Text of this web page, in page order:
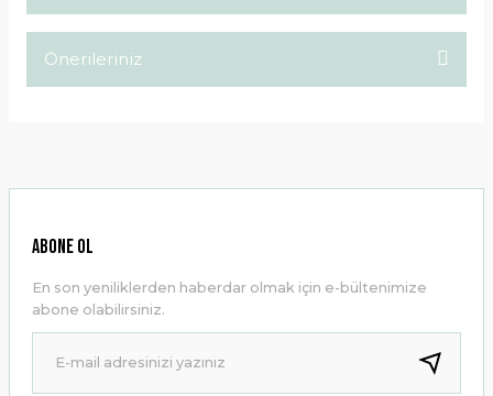
Önerileriniz
Ürün resmi kalitesiz, bozuk veya görüntülenemiyor.
Ürün bilgilerinde hatalar bulunuyor.
Ürün fiyatı diğer sitelerden daha pahalı.
Bu ürüne benzer farklı alternatifler olmalı.
ABONE OL
En son yeniliklerden haberdar olmak için e-bültenimize
abone olabilirsiniz.